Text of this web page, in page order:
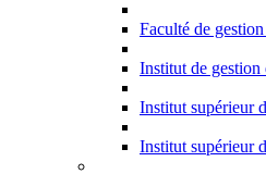
Faculté de
Institut de gestion
Institut supérieur
Institut supérieur